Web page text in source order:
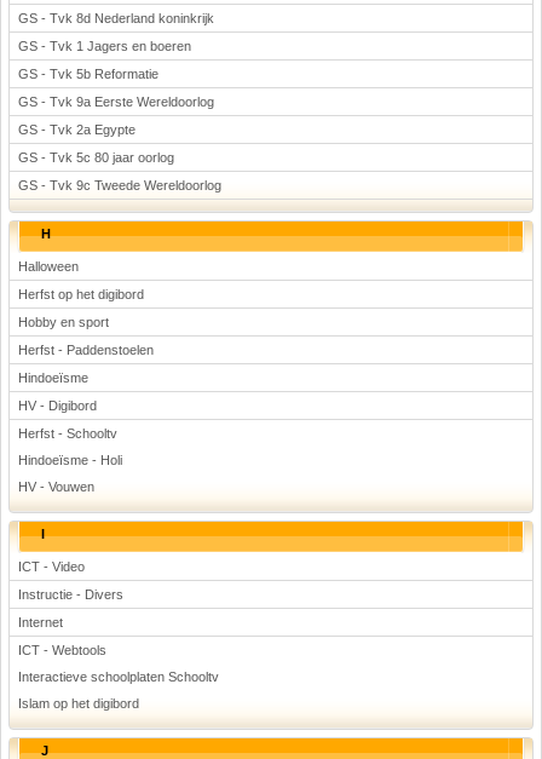
GS - Tvk 8d Nederland koninkrijk
GS - Tvk 1 Jagers en boeren
GS - Tvk 5b Reformatie
GS - Tvk 9a Eerste Wereldoorlog
GS - Tvk 2a Egypte
GS - Tvk 5c 80 jaar oorlog
GS - Tvk 9c Tweede Wereldoorlog
H
Halloween
Herfst op het digibord
Hobby en sport
Herfst - Paddenstoelen
Hindoeïsme
HV - Digibord
Herfst - Schooltv
Hindoeïsme - Holi
HV - Vouwen
I
ICT - Video
Instructie - Divers
Internet
ICT - Webtools
Interactieve schoolplaten Schooltv
Islam op het digibord
J